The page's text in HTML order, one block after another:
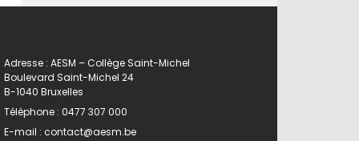
Adresse : AESM – Collège Saint-Michel
Boulevard Saint-Michel 24
B-1040 Bruxelles
Téléphone : 0477 307 000
E-mail : contact@aesm.be